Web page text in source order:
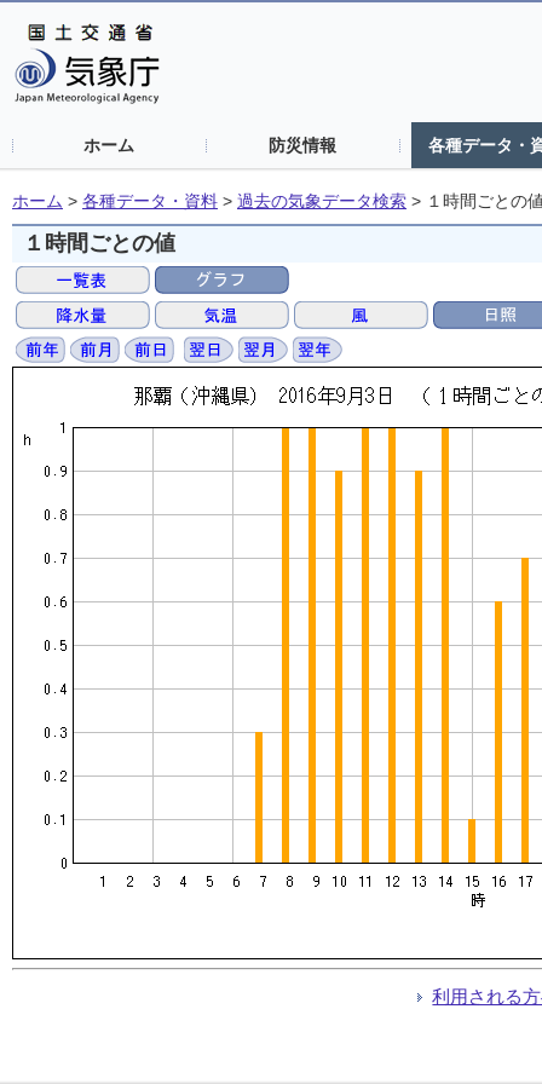
ホーム 防災情報 各種データ・
ホーム > 各種データ・資料 > 過去の気象データ検索 > １時間ごとの
１時間ごとの値
利用される